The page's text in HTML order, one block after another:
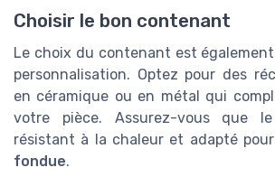
Choisir le bon contenant
Le choix du contenant est
personnalisation. Optez pour des
en céramique ou en métal qui
votre pièce. Assurez-vous que
résistant à la chaleur et adapté
fondue.